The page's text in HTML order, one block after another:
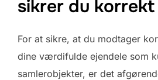
sikrer du
For at sikre, at du modtager
dine værdifulde ejendele som
samlerobjekter, er det